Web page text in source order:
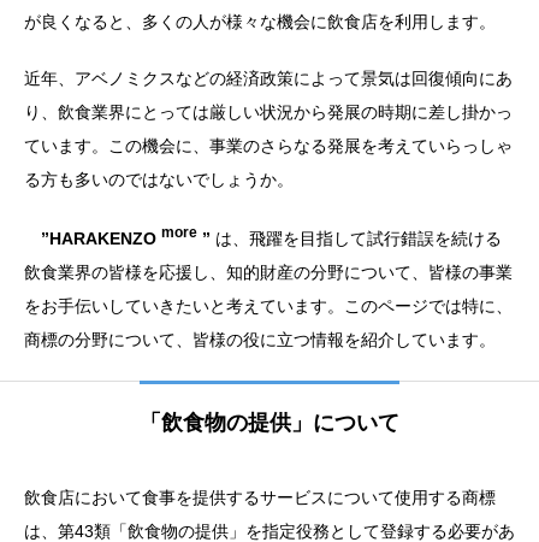
が良くなると、多くの人が様々な機会に飲食店を利用します。
近年、アベノミクスなどの経済政策によって景気は回復傾向にあ
り、飲食業界にとっては厳しい状況から発展の時期に差し掛かっ
ています。この機会に、事業のさらなる発展を考えていらっしゃ
る方も多いのではないでしょうか。
”HARAKENZO more ” は、飛躍を目指して試行錯誤を続ける
飲食業界の皆様を応援し、知的財産の分野について、皆様の事業
をお手伝いしていきたいと考えています。このページでは特に、
商標の分野について、皆様の役に立つ情報を紹介しています。
「飲食物の提供」について
飲食店において食事を提供するサービスについて使用する商標
は、第43類「飲食物の提供」を指定役務として登録する必要があ